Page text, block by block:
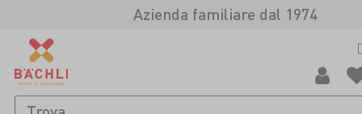
Azienda familiare dal 1974